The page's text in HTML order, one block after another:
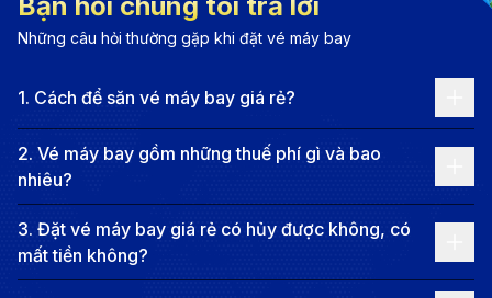
Nha Trang cũng thu hút du khách bởi những danh
lam thắng cảnh tuyệt đẹp và các khu du lịch sinh thái
hoang sơ. Với rạn san hô đa dạng và hệ sinh thái biển
phong phú, là điểm đến không thể bỏ qua. Ngoài vẻ
đẹp thiên nhiên, Nha Trang còn nổi bật với ẩm thực
phong phú, từ hải sản tươi ngon đến các món ăn đặc
phong phú và con người hiếu khách, Nha Trang mang
đến cho du khách những trải nghiệm sâu sắc và đáng
Những câu hỏi thường gặp khi đặt vé máy bay
1. Cách để săn vé máy bay giá rẻ?
2. Vé máy bay gồm những thuế phí gì và bao
nhiêu?
3. Đặt vé máy bay giá rẻ có hủy được không, có
mất tiền không?